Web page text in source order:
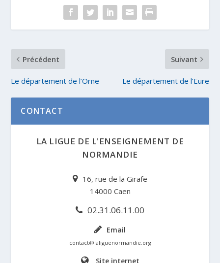
Précédent
Le département de l’Orne
Suivant
Le département de l’Eure
CONTACT
LA LIGUE DE L'ENSEIGNEMENT DE
NORMANDIE
16, rue de la Girafe
14000 Caen
02.31.06.11.00
Email
contact@laliguenormandie.org
Site internet